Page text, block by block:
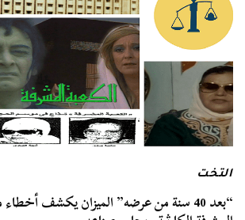
التخت
“بعد 40 سنة من عرضه” الميزان يكشف